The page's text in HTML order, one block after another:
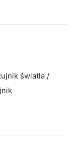
światła /